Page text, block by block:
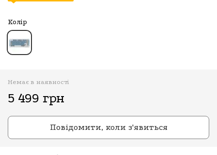
Колір
Немає в наявності
5 499 грн
Повідомити, коли з'явиться